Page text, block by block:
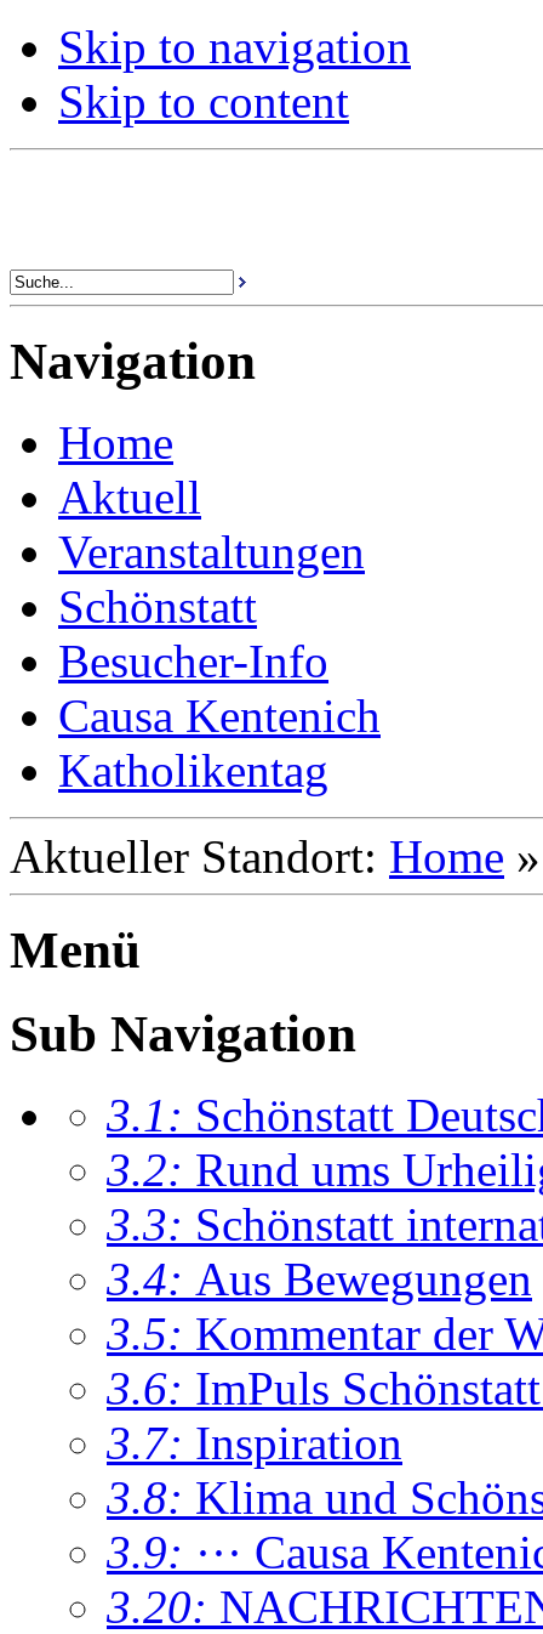
Skip to navigation
Skip to content
Navigation
Home
Aktuell
Veranstaltungen
Schönstatt
Besucher-Info
Causa Kentenich
Katholikentag
Aktueller Standort: Home
Menü
Sub Navigation
3.1: Schönstatt
3.2: Rund ums
3.3: Schönstatt
3.4: Aus Bewegungen
3.5: Kommentar der
3.6: ImPuls
3.7: Inspiration
3.8: Klima und
3.9: ··· Causa
3.20: